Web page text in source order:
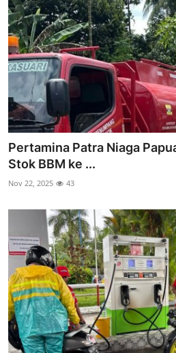
Pertamina Patra Niaga
Stok BBM ke ...
Nov 22, 2025 43